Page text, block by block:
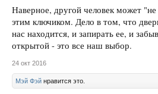
Наверное, другой человек может
этим ключиком. Дело в том, что
нас находится, и запирать ее, и
открытой - это все наш выбор.
24 окт 2016
Мэй Фэй нравится это.